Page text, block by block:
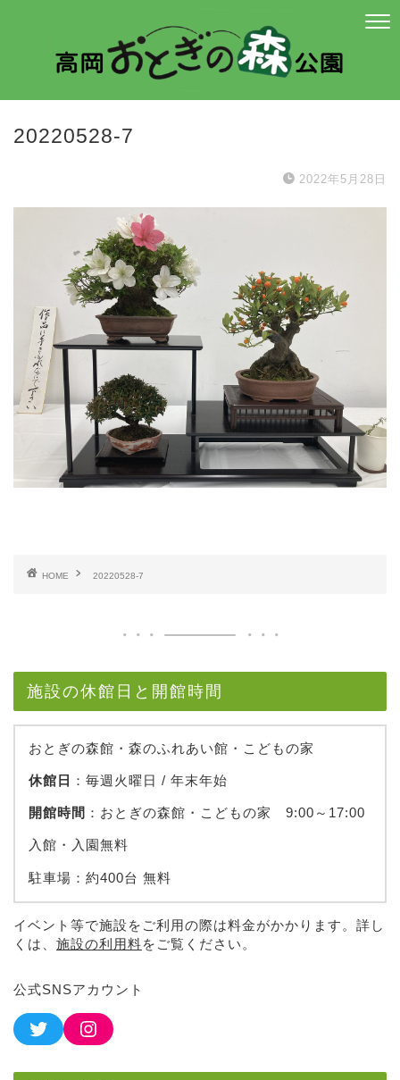
20220528-7
2022年5月28日
HOME 20220528-7
施設の休館日と開館時間
おとぎの森館・森のふれあい館・こどもの家
休館日 ：毎週火曜日 / 年末年始
開館時間 ：おとぎの森館・こどもの家 9:00～17:00
入館・入園無料
駐車場：約400台 無料
イベント等で施設をご利用の際は料金がかかります。詳し
くは、 施設の利用料をご覧ください。
公式SNSアカウント